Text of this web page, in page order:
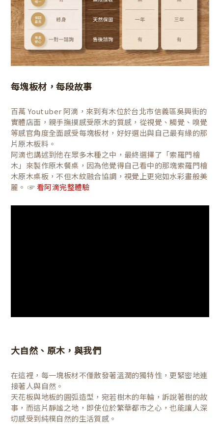
每塊板材，每段故事
百萬 Youtuber 阿滴，來到有木位於台北市信義區吳興街的
實體店面，親手撫摸感受原木的質感，從視覺、觸覺、嗅覺
等感官角度全面感受每塊板材，好好選出與自己最有緣的那
片原木板料。
阿滴也講述到他在眾多木種之中，最終選擇了「索羅門檜
木」來製作原木餐桌，因為他覺得自己看中的那塊索羅門檜
木原木桌板，不但木紋融合協調，視覺上更宛如水彩畫般美
麗。 ☞ 看阿滴完整體驗
大自然、原木，與我們
在這裡，每一塊板材不僅散發著溫潤的獨特性，更緊密地連
接著人與自然。
天花板與地板的圓弧造型，宛若樹木的年輪，訴說著樹的故
事，而這片靜謐之地，即使位於繁華都市之心，也能讓人深
切感受到純樸自然的生活質感。